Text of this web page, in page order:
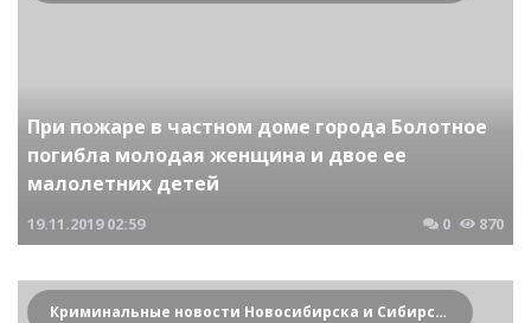
При пожаре в частном доме города Болотное
погибла молодая женщина и двое ее
малолетних детей
19.11.2019 02:59 0 870
Криминальные новости Новосибирска и Сибирского региона